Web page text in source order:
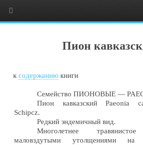
Пион
ксодержанию книги
Семейство ПИОНОВЫЕ —
Пион кавказский Paeonia
Schipcz.
Редкий эндемичный вид.
Многолетнее
маловздутыми утолщениями на